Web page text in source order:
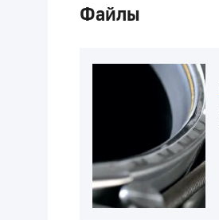
Файлы